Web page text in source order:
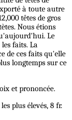
à toute autre
têtes de gros
Nous étions
Le
faits. La
de ces faits qu'elle
longtemps sur ce
et prononcée.
plus élevés, 8 fr.